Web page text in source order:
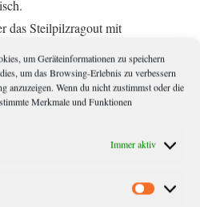
um Geräteinformationen zu speichern
um das Browsing-Erlebnis zu verbessern
anzuzeigen. Wenn du nicht zustimmst oder die
Merkmale und Funktionen
Immer aktiv
das Steilpilzragout mit
sich Magda an ihn. „Wie
im Angebot.“
Stuhl, er war der Stuhl,
Schließlich war es nicht
war. Die Schiege, dachte